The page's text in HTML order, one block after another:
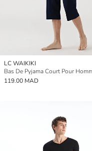
LC WAIKIKI
119.00 MAD